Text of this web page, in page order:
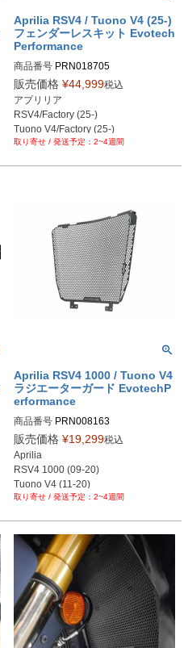
Aprilia RSV4 / Tuono V4 (25-)
フェンダーレスキット Evotech
Performance
商品番号 PRN018705
PRN018705-01
PRN018705-02
PRN018705-03
PRN018705-04
販売価格 ¥44,999税込
アプリリア
RSV4/Factory (25-)
Tuono V4/Factory (25-)
2~4週間
Aprilia RSV4 1000 / Tuono V4
ラジエーターガード EvotechP
erformance
商品番号 PRN008163
PRN008163-01
PRN008163-02
PRN008163-03
PRN008163-04
PRN008163-05
PRN008163-07
PRN008163-08
PRN008163-09
PRN008163-10
PRN008163-11
販売価格 ¥19,299税込
Aprilia
RSV4 1000 (09-20)
Tuono V4 (11-20)
2~4週間